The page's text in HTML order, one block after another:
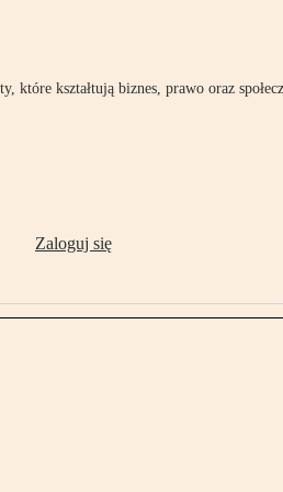
kształtują biznes, prawo oraz
Zaloguj się